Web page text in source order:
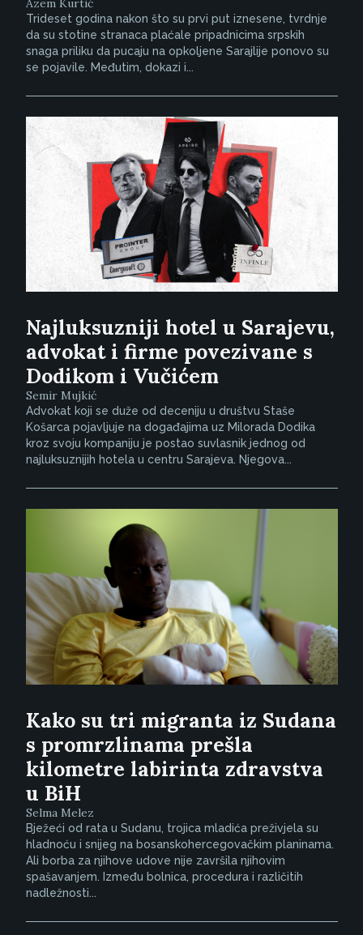
Azem Kurtić
Trideset godina nakon što su prvi put iznesene, tvrdnje
da su stotine stranaca plaćale pripadnicima srpskih
snaga priliku da pucaju na opkoljene Sarajlije ponovo su
se pojavile. Međutim, dokazi i...
Najluksuzniji hotel u Sarajevu,
advokat i firme povezivane s
Dodikom i Vučićem
Semir Mujkić
Advokat koji se duže od deceniju u društvu Staše
Košarca pojavljuje na događajima uz Milorada Dodika
kroz svoju kompaniju je postao suvlasnik jednog od
najluksuznijih hotela u centru Sarajeva. Njegova...
Kako su tri migranta iz Sudana
s promrzlinama prešla
kilometre labirinta zdravstva
u BiH
Selma Melez
Bježeći od rata u Sudanu, trojica mladića preživjela su
hladnoću i snijeg na bosanskohercegovačkim planinama.
Ali borba za njihove udove nije završila njihovim
spašavanjem. Između bolnica, procedura i različitih
nadležnosti...